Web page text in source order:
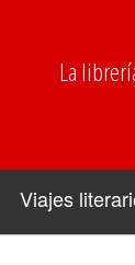
La
Viajes